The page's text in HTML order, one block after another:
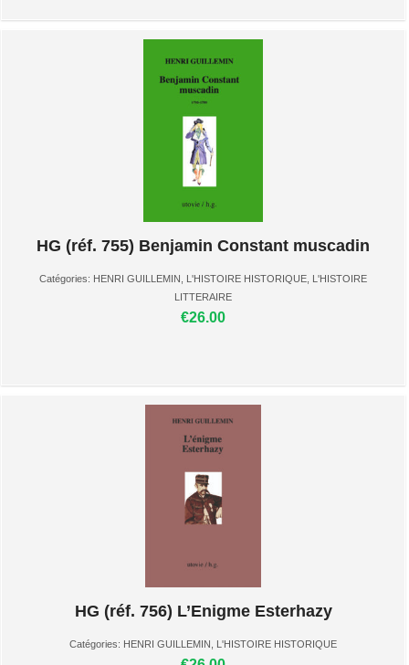
HG (réf. 755) Benjamin Constant muscadin
Catégories: HENRI GUILLEMIN L'HISTOIRE HISTORIQUE L'HISTOIRE
LITTERAIRE
€26.00
HG (réf. 756) L’Enigme Esterhazy
Catégories: HENRI GUILLEMIN L'HISTOIRE HISTORIQUE